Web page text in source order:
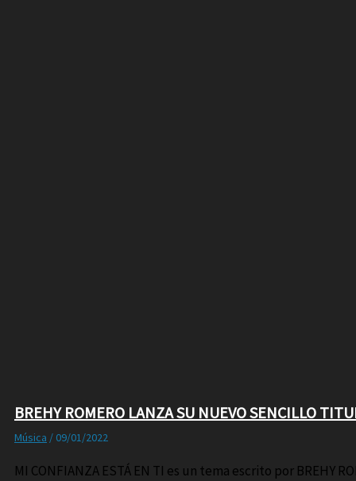
BREHY ROMERO LANZA SU NUEVO SENCILLO
Música / 09/01/2022
MI CONFIANZA ESTÁ EN TI es un tema escrito por